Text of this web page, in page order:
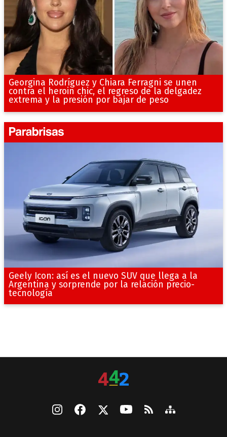
Georgina Rodríguez y Chiara Ferragni se unen
contra el heroin chic, el regreso de la delgadez
extrema y la presión por bajar de peso
Geely Icon: así es el nuevo SUV que llega a la
Argentina y sorprende por la relación precio-
tecnología